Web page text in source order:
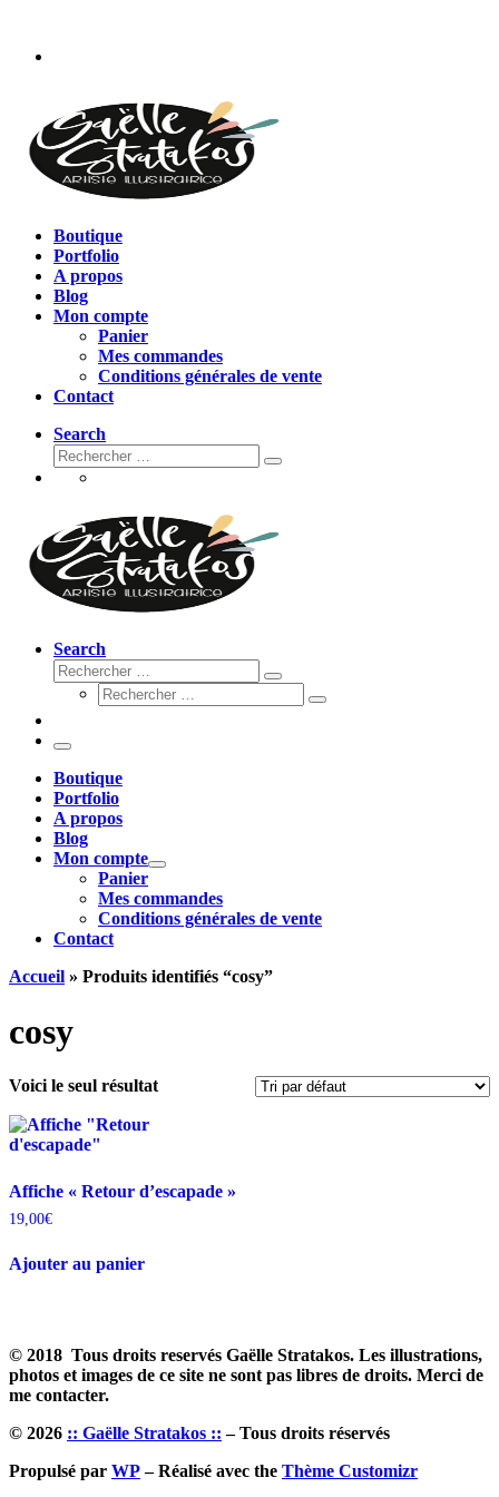
contenu
Boutique
Portfolio
A propos
Blog
Mon compte
Panier
Mes commandes
Conditions générales de vente
Contact
Search
Rechercher
Rechercher
Search
Rechercher
Rechercher
Rechercher
Rechercher
Menu
Boutique
Portfolio
A propos
Blog
Mon compte
Panier
Mes commandes
Conditions générales de vente
Contact
Accueil » Produits identifiés “cosy”
cosy
Voici le seul résultat
Affiche « Retour d’escapade »
19,00€
Ajouter au panier
© 2018 Tous droits reservés Gaëlle Stratakos. Les illustrations,
photos et images de ce site ne sont pas libres de droits. Merci de
me contacter.
© 2026 :: Gaëlle Stratakos :: – Tous droits réservés
Propulsé par WP– Réalisé avec the Thème Customizr